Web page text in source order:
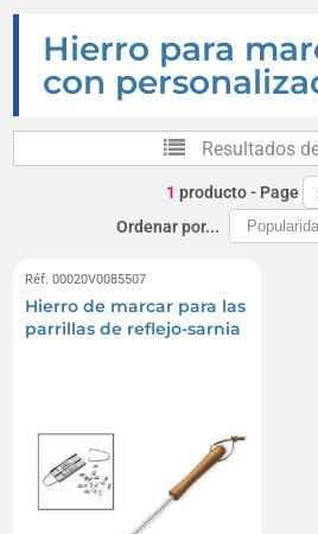
Hierro para
con
Resultados
1 producto- Page
Ordenar por...
Réf. 00020V0085507
Hierro de marcar para las
parrillas de reflejo-sarnia